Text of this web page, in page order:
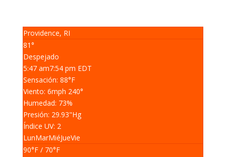
Providence, RI
81°
Despejado
5:47 am7:54 pm EDT
Sensación: 88°F
Viento: 6mph 240°
Humedad: 73%
Presión: 29.93"Hg
Índice UV: 2
LunMarMiéJueVie
90°F/ 70°F